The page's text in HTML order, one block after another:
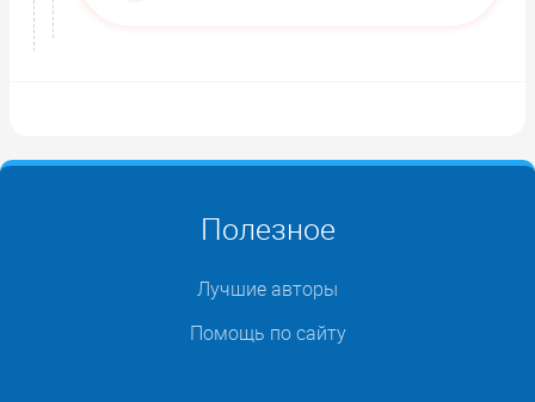
Полезное
Лучшие авторы
Помощь по сайту